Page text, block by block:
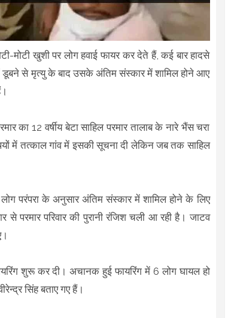
मोटी खुशी पर लोग हवाई फायर कर देते हैं, कई बार हादसे
में डूबने से मृत्यु के बाद उसके अंतिम संस्कार में शामिल होने आए
का 12 वर्षीय बेटा साहिल परमार तालाब के नारे भैंस चरा
में तत्काल गांव में इसकी सूचना दी लेकिन जब तक साहिल
परंपरा के अनुसार अंतिम संस्कार में शामिल होने के लिए
से परमार परिवार की पुरानी रंजिश चली आ रही है। जाटव
शुरू कर दी। अचानक हुई फायरिंग में 6 लोग घायल हो
सिंह बताए गए हैं।